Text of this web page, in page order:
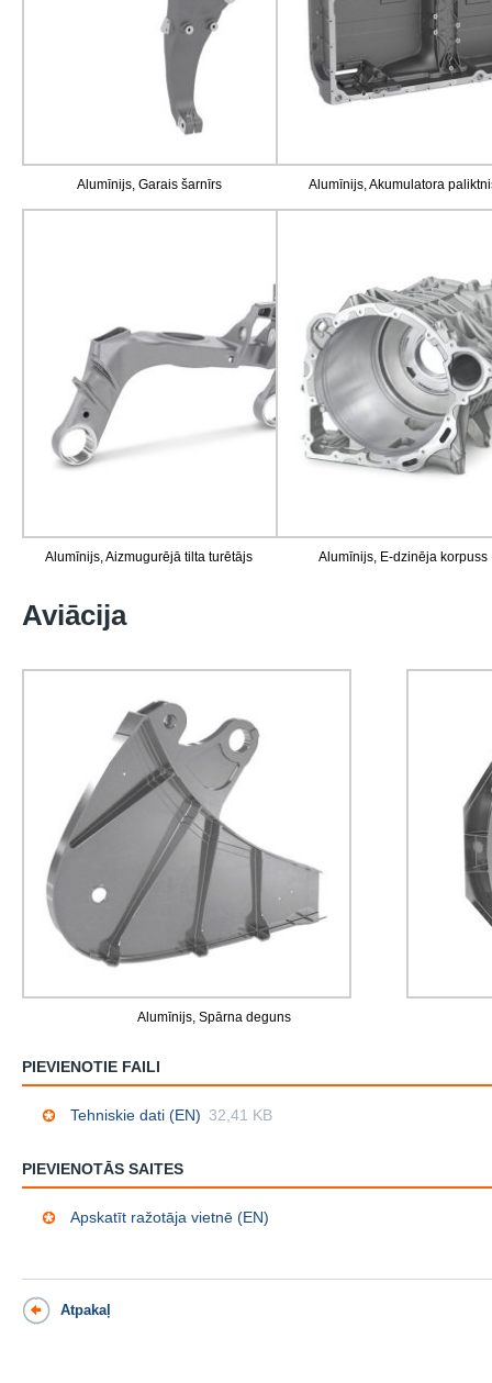
Alumīnijs, Garais šarnīrs Alumīnijs, Akumulatora
Alumīnijs, Aizmugurējā tilta turētājs Alumīnijs, E-dzinēja korpuss
Aviācija
Alumīnijs, Spārna deguns
PIEVIENOTIE FAILI
Tehniskie dati (EN) 32,41 KB
PIEVIENOTĀS SAITES
Apskatīt ražotāja vietnē (EN)
Atpakaļ